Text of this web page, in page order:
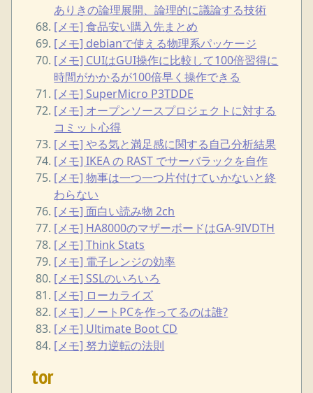
ありきの論理展開、論理的に議論する技術
[メモ] 食品安い購入先まとめ
[メモ] debianで使える物理系パッケージ
[メモ] CUIはGUI操作に比較して100倍習得に
時間がかかるが100倍早く操作できる
[メモ] SuperMicro P3TDDE
[メモ] オープンソースプロジェクトに対する
コミット心得
[メモ] やる気と満足感に関する自己分析結果
[メモ] IKEA の RAST でサーバラックを自作
[メモ] 物事は一つ一つ片付けていかないと終
わらない
[メモ] 面白い読み物 2ch
[メモ] HA8000のマザーボードはGA-9IVDTH
[メモ] Think Stats
[メモ] 電子レンジの効率
[メモ] SSLのいろいろ
[メモ] ローカライズ
[メモ] ノートPCを作ってるのは誰?
[メモ] Ultimate Boot CD
[メモ] 努力逆転の法則
tor